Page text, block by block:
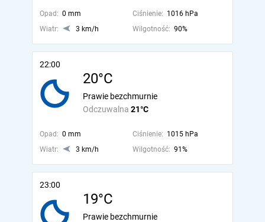
Opad: 0 mm Ciśnienie: 1016 hPa
Wiatr:
3 km/h Wilgotność: 90%
22:00
20°C
Odczuwalna 21°C
Prawie bezchmurnie
Opad: 0 mm Ciśnienie: 1015 hPa
Wiatr:
3 km/h Wilgotność: 91%
23:00
19°C
Prawie bezchmurnie